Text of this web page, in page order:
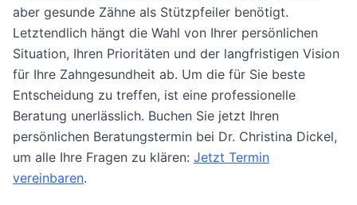
aber gesunde Zähne als Stützpfeiler benötigt.
Letztendlich hängt die Wahl von Ihrer persönlichen
Situation, Ihren Prioritäten und der langfristigen Vision
für Ihre Zahngesundheit ab. Um die für Sie beste
Entscheidung zu treffen, ist eine professionelle
Beratung unerlässlich. Buchen Sie jetzt Ihren
persönlichen Beratungstermin bei Dr. Christina Dickel,
um alle Ihre Fragen zu klären: Jetzt Termin
vereinbaren.